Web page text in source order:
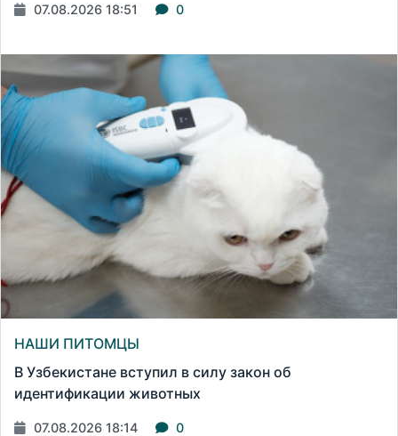
07.08.2026 18:51 0
НАШИ ПИТОМЦЫ
В Узбекистане вступил в силу закон об
идентификации животных
07.08.2026 18:14 0